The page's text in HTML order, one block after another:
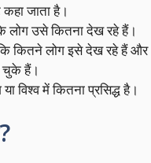
जाता है।
लोग उसे कितना देख रहे हैं।
कि कितने लोग इसे देख रहे हैं और
चुके हैं।
विश्‍व में कितना प्रसिद्ध है।